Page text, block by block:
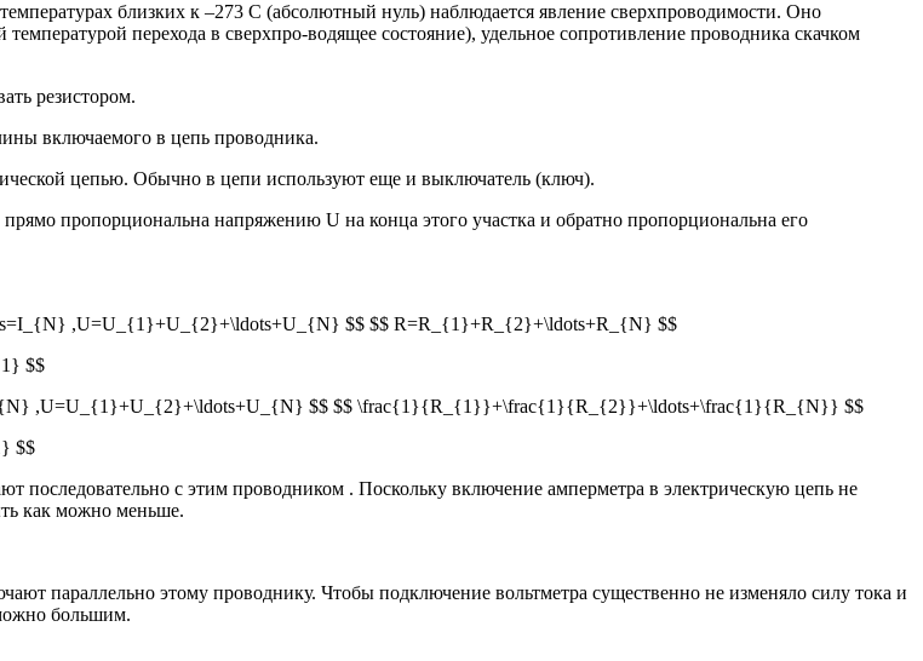
близких к –273 C (абсолютный нуль) наблюдается явление сверхпроводимости. Оно
перехода в сверхпро-водящее состояние), удельное сопротивление проводника скачком
резистором.
включаемого в цепь проводника.
цепью. Обычно в цепи используют еще и выключатель (ключ).
пропорциональна напряжению U на конца этого участка и обратно пропорциональна его
,U=U_{1}+U_{2}+\ldots+U_{N} $$ $$ R=R_{1}+R_{2}+\ldots+R_{N} $$
$$
,U=U_{1}+U_{2}+\ldots+U_{N} $$ $$ \frac{1}{R_{1}}+\frac{1}{R_{2}}+\ldots+\frac{1}{R_{N}} $$
$$
с этим проводником . Поскольку включение амперметра в электрическую цепь не
как можно меньше.
параллельно этому проводнику. Чтобы подключение вольтметра существенно не изменяло силу тока и
большим.